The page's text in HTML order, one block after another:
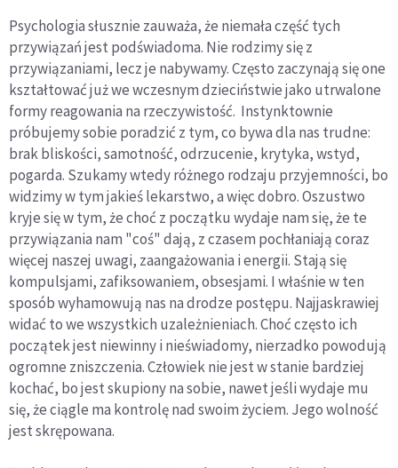
Psychologia słusznie zauważa, że niemała część tych
przywiązań jest podświadoma. Nie rodzimy się z
przywiązaniami, lecz je nabywamy. Często zaczynają się one
kształtować już we wczesnym dzieciństwie jako utrwalone
formy reagowania na rzeczywistość. Instynktownie
próbujemy sobie poradzić z tym, co bywa dla nas trudne:
brak bliskości, samotność, odrzucenie, krytyka, wstyd,
pogarda. Szukamy wtedy różnego rodzaju przyjemności, bo
widzimy w tym jakieś lekarstwo, a więc dobro. Oszustwo
kryje się w tym, że choć z początku wydaje nam się, że te
przywiązania nam "coś" dają, z czasem pochłaniają coraz
więcej naszej uwagi, zaangażowania i energii. Stają się
kompulsjami, zafiksowaniem, obsesjami. I właśnie w ten
sposób wyhamowują nas na drodze postępu. Najjaskrawiej
widać to we wszystkich uzależnieniach. Choć często ich
początek jest niewinny i nieświadomy, nierzadko powodują
ogromne zniszczenia. Człowiek nie jest w stanie bardziej
kochać, bo jest skupiony na sobie, nawet jeśli wydaje mu
się, że ciągle ma kontrolę nad swoim życiem. Jego wolność
jest skrępowana.